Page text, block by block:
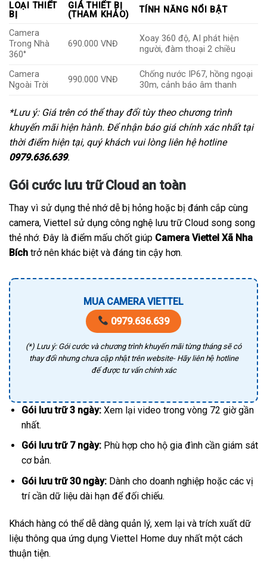
LOẠI THIẾT
BỊ
GIÁ THIẾT BỊ
(THAM KHẢO)
TÍNH NĂNG NỔI BẬT
Camera
Trong Nhà
360°
690.000 VNĐ
Xoay 360 độ, AI phát hiện
người, đàm thoại 2 chiều
Camera
Ngoài Trời
990.000 VNĐ
Chống nước IP67, hồng ngoại
30m, cảnh báo âm thanh
*Lưu ý: Giá trên có thể thay đổi tùy theo chương trình
khuyến mãi hiện hành. Để nhận báo giá chính xác nhất tại
thời điểm hiện tại, quý khách vui lòng liên hệ hotline
0979.636.639.
Gói cước lưu trữ Cloud an toàn
Thay vì sử dụng thẻ nhớ dễ bị hỏng hoặc bị đánh cắp cùng
camera, Viettel sử dụng công nghệ lưu trữ Cloud song song
thẻ nhớ. Đây là điểm mấu chốt giúp Camera Viettel Xã Nha
Bích trở nên khác biệt và đáng tin cậy hơn.
MUA CAMERA VIETTEL
0979.636.639
(*) Lưu ý: Gói cước và chương trình khuyến mãi từng tháng sẽ có
thay đổi nhưng chưa cập nhật trên website- Hãy liên hệ hotline
để được tư vấn chính xác
Gói lưu trữ 3 ngày:Xem lại video trong vòng 72 giờ gần
nhất.
Gói lưu trữ 7 ngày:Phù hợp cho hộ gia đình cần giám sát
cơ bản.
Gói lưu trữ 30 ngày:Dành cho doanh nghiệp hoặc các vị
trí cần dữ liệu dài hạn để đối chiếu.
Khách hàng có thể dễ dàng quản lý, xem lại và trích xuất dữ
liệu thông qua ứng dụng Viettel Home duy nhất một cách
thuận tiện.